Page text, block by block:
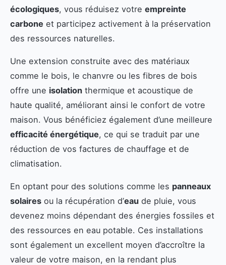
écologiques, vous réduisez votre empreinte
carbone et participez activement à la préservation
des ressources naturelles.
Une extension construite avec des matériaux
comme le bois, le chanvre ou les fibres de bois
offre une isolation thermique et acoustique de
haute qualité, améliorant ainsi le confort de votre
maison. Vous bénéficiez également d’une meilleure
efficacité énergétique, ce qui se traduit par une
réduction de vos factures de chauffage et de
climatisation.
En optant pour des solutions comme les panneaux
solaires ou la récupération d’eau de pluie, vous
devenez moins dépendant des énergies fossiles et
des ressources en eau potable. Ces installations
sont également un excellent moyen d’accroître la
valeur de votre maison, en la rendant plus